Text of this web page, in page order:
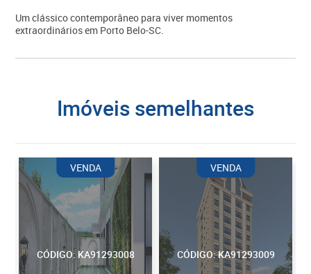
Um clássico contemporâneo para viver momentos
extraordinários em Porto Belo-SC.
imóveis semelhantes
CÓDIGO: KA91293008
VENDA
CÓDIGO: KA91293009
VENDA